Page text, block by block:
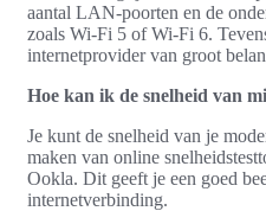
aantal LAN-poorten en de
zoals Wi-Fi 5 of Wi-Fi 6.
internetprovider van groot
Hoe kan ik de snelheid van
Je kunt de snelheid van je
maken van online
Ookla. Dit geeft je een goed
internetverbinding.